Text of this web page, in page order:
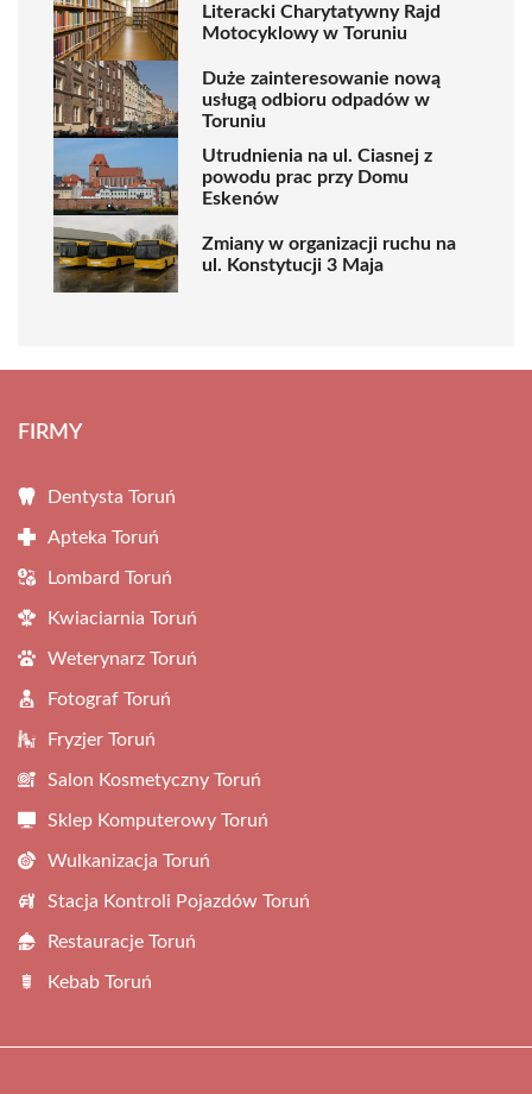
Literacki Charytatywny Rajd
Motocyklowy w Toruniu
Duże zainteresowanie nową
usługą odbioru odpadów w
Toruniu
Utrudnienia na ul. Ciasnej z
powodu prac przy Domu
Eskenów
Zmiany w organizacji ruchu na
ul. Konstytucji 3 Maja
FIRMY
Dentysta Toruń
Apteka Toruń
Lombard Toruń
Kwiaciarnia Toruń
Weterynarz Toruń
Fotograf Toruń
Fryzjer Toruń
Salon Kosmetyczny Toruń
Sklep Komputerowy Toruń
Wulkanizacja Toruń
Stacja Kontroli Pojazdów Toruń
Restauracje Toruń
Kebab Toruń